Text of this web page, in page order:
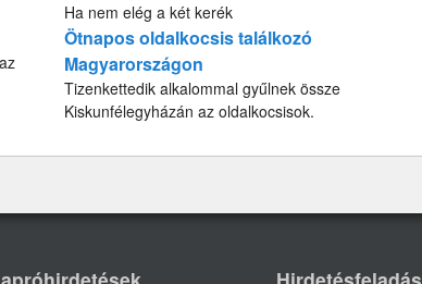
Ha nem elég a két kerék
Ötnapos oldalkocsis találkozó
Magyarországon
Tizenkettedik alkalommal gyűlnek össze
Kiskunfélegyházán az oldalkocsisok.